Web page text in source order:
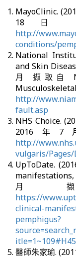
MayoClinic.
18日
http://
conditions/
National
and Skin
月 擷取自
http://
fault.asp
NHS Choice.
2016年7
http://
vulgaris/
UpToDate.
manifestations,
月 擷
https://
clinical-
pemphigus?
醫師朱家瑜.